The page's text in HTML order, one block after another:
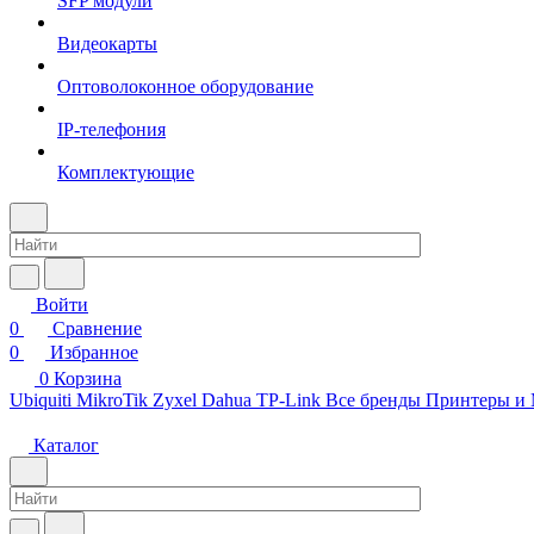
Видеокарты
Оптоволоконное оборудование
IP-телефония
Комплектующие
Войти
0
Сравнение
0
Избранное
0 Корзина
Ubiquiti MikroTik Zyxel Dahua TP-Link Все бренды Принтеры
Каталог